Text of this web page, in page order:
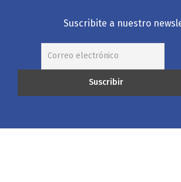
Suscribite a nuestro